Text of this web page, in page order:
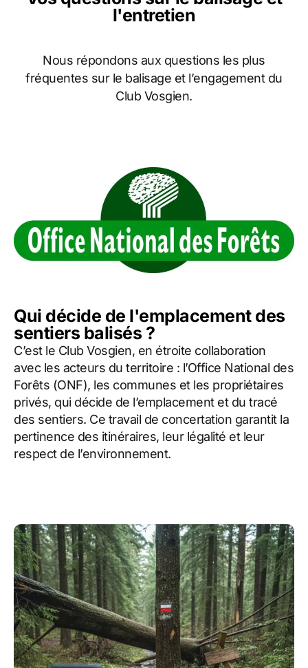
l'entretien
Nous répondons aux questions les plus
fréquentes sur le balisage et l’engagement du
Club Vosgien.
Qui décide de l'emplacement des
sentiers balisés ?
C’est le Club Vosgien, en étroite collaboration
avec les acteurs du territoire : l’Office National des
Forêts (ONF), les communes et les propriétaires
privés, qui décide de l’emplacement et du tracé
des sentiers. Ce travail de concertation garantit la
pertinence des itinéraires, leur légalité et leur
respect de l’environnement.